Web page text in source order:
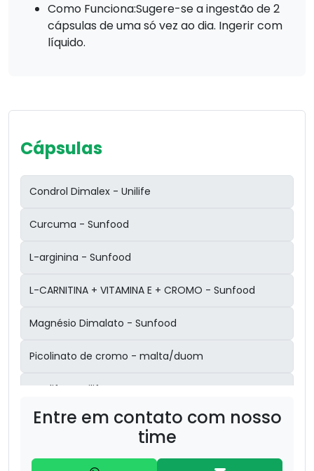
Como Funciona:Sugere-se a ingestão de 2
cápsulas de uma só vez ao dia. Ingerir com
líquido.
Cápsulas
Condrol Dimalex - Unilife
Curcuma - Sunfood
L-arginina - Sunfood
L-CARNITINA + VITAMINA E + CROMO - Sunfood
Magnésio Dimalato - Sunfood
Picolinato de cromo - malta/duom
Proslife - unilife
Psylium - Sunfood
3 magnésios inositol- malta/duom
Entre em contato com nosso
time